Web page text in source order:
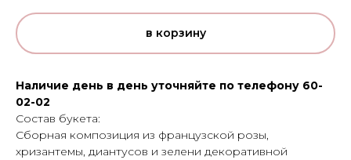
в корзину
Наличие день в день уточняйте по телефону 60-
02-02
Состав букета:
Сборная композиция из французской розы,
хризантемы, диантусов и зелени декоративной